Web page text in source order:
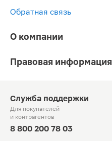
Обратная связь
О компании
Правовая информация
Служба поддержки
Для покупателей
и контрагентов
8 800 200 78 03